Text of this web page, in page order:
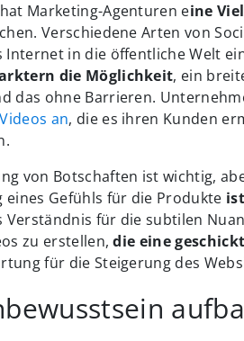
Marketing-Agenturen eine
Verschiedene Arten von
Internet in die öffentliche Welt
die Möglichkeit, ein
das ohne Barrieren.
an, die es ihren Kunden
von Botschaften ist wichtig,
eines Gefühls für die Produkte
Verständnis für die subtilen
zu erstellen,die eine
für die Steigerung des